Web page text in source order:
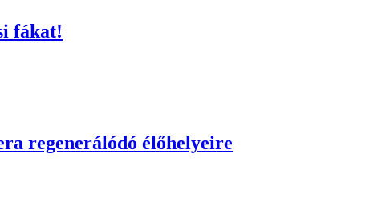
fákat!
regenerálódó élőhelyeire